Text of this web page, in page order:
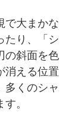
で大まかな
たり、「シ
の斜面を色
消える位置
多くのシャ
。